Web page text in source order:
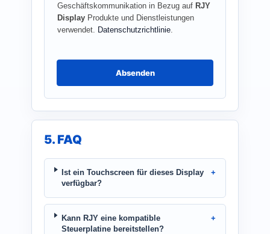
Geschäftskommunikation in Bezug auf RJY
Display Produkte und Dienstleistungen
verwendet.
Datenschutzrichtlinie
Absenden
5. FAQ
Ist ein Touchscreen für dieses Display
verfügbar?
Kann RJY eine kompatible
Steuerplatine bereitstellen?